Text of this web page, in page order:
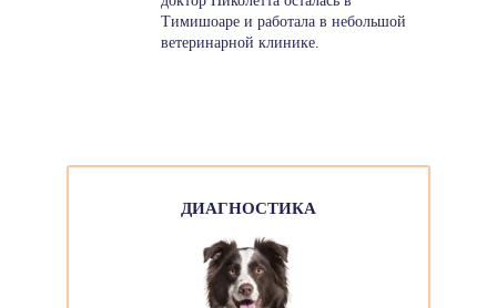
Тимишоаре и работала в небольшой
ветеринарной клинике.
ДИАГНОСТИКА